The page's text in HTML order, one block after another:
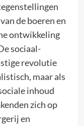
de boeren en
ontwikkeling
sociaal-
revolutie
maar als
inhoud
zich op
en